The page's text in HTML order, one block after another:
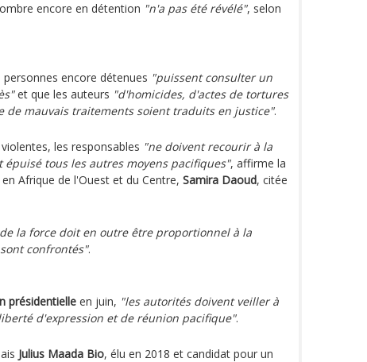
encore en détention "n'a pas été révélé", selon
personnes encore détenues "puissent consulter un
et que les auteurs "d'homicides, d'actes de tortures
de mauvais traitements soient traduits en justice".
les responsables "ne doivent recourir à la
tous les autres moyens pacifiques", affirme la
Afrique de l'Ouest et du Centre, Samira Daoud, citée
la force doit en outre être proportionnel à la
confrontés".
présidentielle en juin, "les autorités doivent veiller à
d'expression et de réunion pacifique".
Julius Maada Bio, élu en 2018 et candidat pour un